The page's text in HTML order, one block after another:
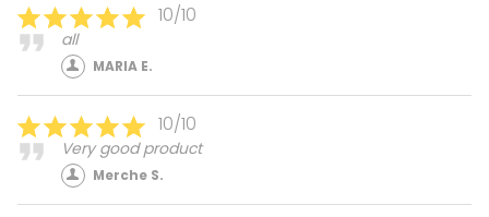
10/10
all
MARIA E.
10/10
Very good product
Merche S.